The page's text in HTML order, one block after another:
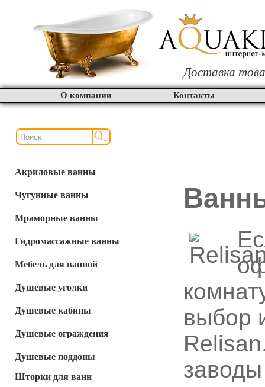
Доставка
О компании Контакты
Акриловые ванны
Чугунные ванны
Мраморные ванны
Гидромассажные ванны
Мебель для ванной
Душевые уголки
Душевые кабины
Душевые ограждения
Душевые поддоны
Шторки для ванн
выбор